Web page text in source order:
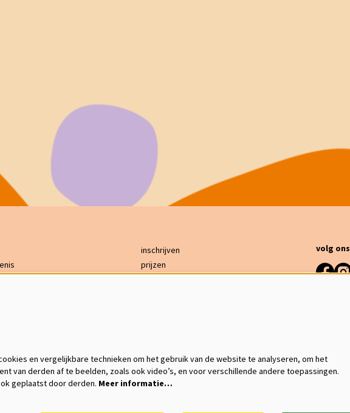
inschrijven
prijzen
volg ons
en vergelijkbare technieken om het gebruik van de website te analyseren, om het
van derden af te beelden, zoals ook video’s, en voor verschillende andere toepassingen.
geplaatst door derden. Meer informatie…